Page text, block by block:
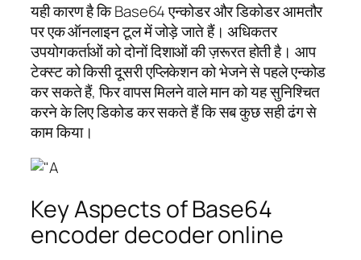
यही कारण है कि Base64 एन्कोडर और डिकोडर आमतौर
पर एक ऑनलाइन टूल में जोड़े जाते हैं। अधिकतर
उपयोगकर्ताओं को दोनों दिशाओं की ज़रूरत होती है। आप
टेक्स्ट को किसी दूसरी एप्लिकेशन को भेजने से पहले एन्कोड
कर सकते हैं, फिर वापस मिलने वाले मान को यह सुनिश्चित
करने के लिए डिकोड कर सकते हैं कि सब कुछ सही ढंग से
काम किया।
Key Aspects of Base64
encoder decoder online